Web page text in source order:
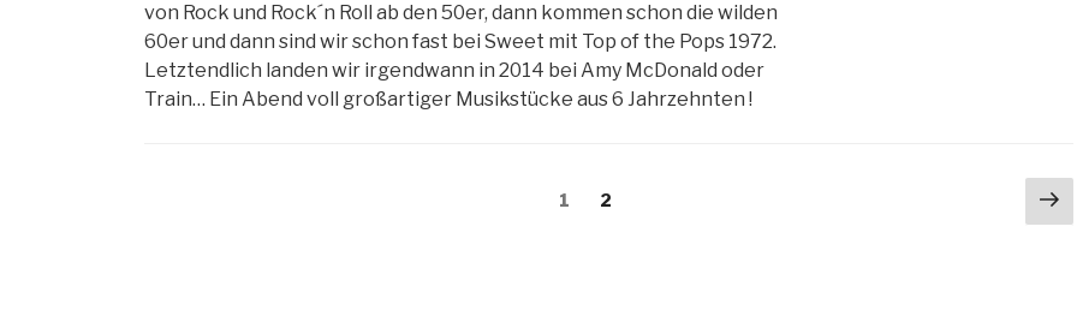
von Rock und Rock´n Roll ab den 50er, dann kommen schon die wilden
60er und dann sind wir schon fast bei Sweet mit Top of the Pops 1972.
Letztendlich landen wir irgendwann in 2014 bei Amy McDonald oder
Train… Ein Abend voll großartiger Musikstücke aus 6 Jahrzehnten !
Seite
1 Seite
2